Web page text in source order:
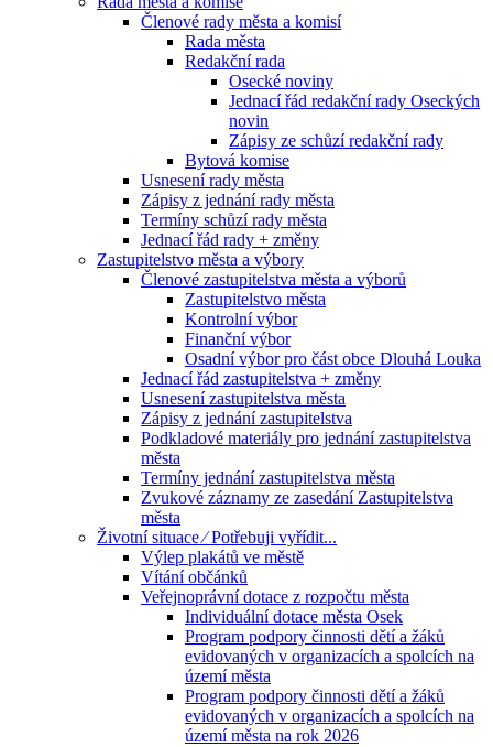
Členové rady města a komisí
Rada města
Redakční rada
Osecké noviny
Jednací řád redakční rady Oseckých
novin
Zápisy ze schůzí redakční rady
Bytová komise
Usnesení rady města
Zápisy z jednání rady města
Termíny schůzí rady města
Jednací řád rady + změny
Zastupitelstvo města a výbory
Členové zastupitelstva města a výborů
Zastupitelstvo města
Kontrolní výbor
Finanční výbor
Osadní výbor pro část obce Dlouhá Louka
Jednací řád zastupitelstva + změny
Usnesení zastupitelstva města
Zápisy z jednání zastupitelstva
Podkladové materiály pro jednání zastupitelstva
města
Termíny jednání zastupitelstva města
Zvukové záznamy ze zasedání Zastupitelstva
města
Životní situace ⁄ Potřebuji vyřídit...
Výlep plakátů ve městě
Vítání občánků
Veřejnoprávní dotace z rozpočtu města
Individuální dotace města Osek
Program podpory činnosti dětí a žáků
evidovaných v organizacích a spolcích na
území města
Program podpory činnosti dětí a žáků
evidovaných v organizacích a spolcích na
území města na rok 2026